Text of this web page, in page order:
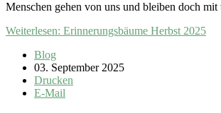
Menschen gehen von uns und bleiben doch
Weiterlesen: Erinnerungsbäume Herbst 2025
Blog
03. September 2025
Drucken
E-Mail